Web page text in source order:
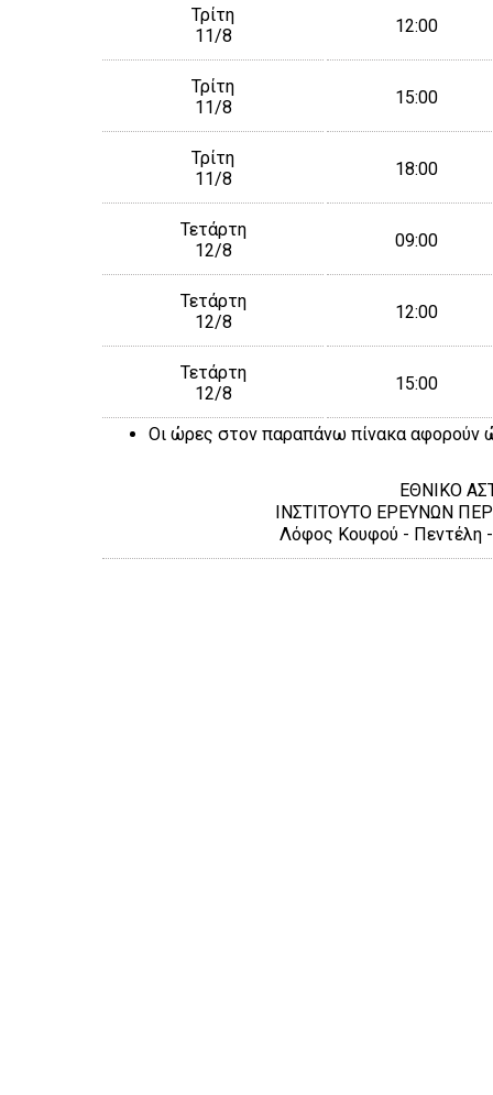
Τρίτη
11/8
12:00
Τρίτη
11/8
15:00
Τρίτη
11/8
18:00
Τετάρτη
12/8
09:00
Τετάρτη
12/8
12:00
Τετάρτη
12/8
15:00
Οι ώρες στον παραπάνω πίνακα αφορούν
ΕΘΝΙΚΟ
ΙΝΣΤΙΤΟΥΤΟ ΕΡΕΥΝΩΝ
Λόφος Κουφού - Πεντέλη